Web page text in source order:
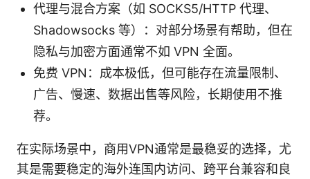
代理与混合方案（如 SOCKS5/HTTP 代理、
Shadowsocks 等）：对部分场景有帮助，但在
隐私与加密方面通常不如 VPN 全面。
免费 VPN：成本极低，但可能存在流量限制、
广告、慢速、数据出售等风险，长期使用不推
荐。
在实际场景中，商用VPN通常是最稳妥的选择，尤
其是需要稳定的海外连国内访问、跨平台兼容和良